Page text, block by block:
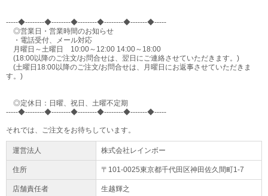
-----◆--------◆--------◆--------◆--------◆-------◆-----
◎営業日・営業時間のお知らせ
・電話受付、メール対応
月曜日～土曜日 10:00～12:00 14:00～18:00
(18:00以降のご注文/お問合せは、翌日にご連絡させていただきます。)
(土曜日18:00以降のご注文/お問合せは、月曜日にお返事させていただきま
す。)
◎定休日：日曜、祝日、土曜不定期
-----◆--------◆--------◆--------◆--------◆-------◆-----
それでは、ご注文をお待ちしています。
運営法人 株式会社レインボー
住所 〒101-0025東京都千代田区神田佐久間町1-7
店舗責任者 生越輝之